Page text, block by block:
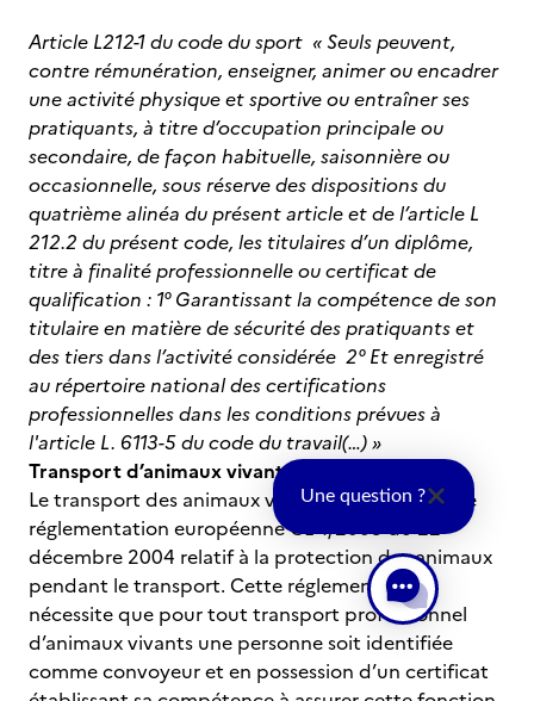
Article L212-1 du code du sport « Seuls peuvent,
contre rémunération, enseigner, animer ou encadrer
une activité physique et sportive ou entraîner ses
pratiquants, à titre d’occupation principale ou
secondaire, de façon habituelle, saisonnière ou
occasionnelle, sous réserve des dispositions du
quatrième alinéa du présent article et de l’article L
212.2 du présent code, les titulaires d’un diplôme,
titre à finalité professionnelle ou certificat de
qualification : 1° Garantissant la compétence de son
titulaire en matière de sécurité des pratiquants et
des tiers dans l’activité considérée 2° Et enregistré
au répertoire national des certifications
professionnelles dans les conditions prévues à
l'article L. 6113-5 du code du travail(…) »
Transport d’animaux vivants
Le transport des animaux vivant fait l’objet d’une
réglementation européenne CE 1/2005 du 22
décembre 2004 relatif à la protection des animaux
pendant le transport. Cette réglementation
nécessite que pour tout transport professionnel
d’animaux vivants une personne soit identifiée
comme convoyeur et en possession d’un certificat
Une question ?